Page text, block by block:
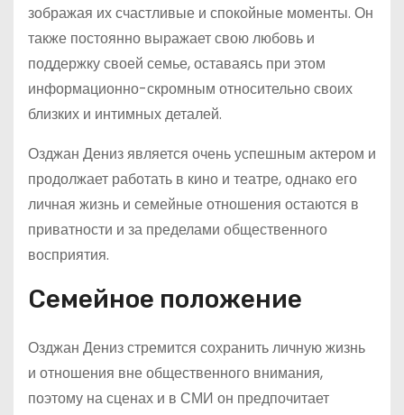
зображая их счастливые и спокойные моменты. Он
также постоянно выражает свою любовь и
поддержку своей семье, оставаясь при этом
информационно-скромным относительно своих
близких и интимных деталей.
Озджан Дениз является очень успешным актером и
продолжает работать в кино и театре, однако его
личная жизнь и семейные отношения остаются в
приватности и за пределами общественного
восприятия.
Семейное положение
Озджан Дениз стремится сохранить личную жизнь
и отношения вне общественного внимания,
поэтому на сценах и в СМИ он предпочитает